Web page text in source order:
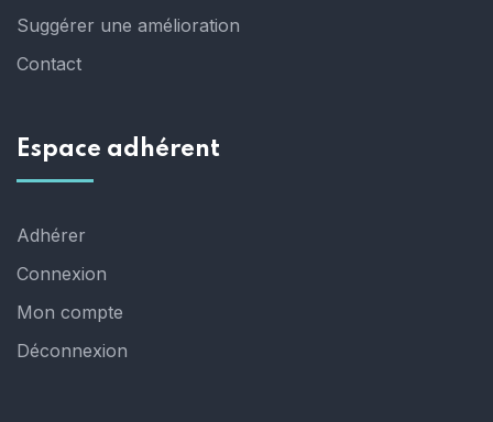
Suggérer une amélioration
Contact
Espace adhérent
Adhérer
Connexion
Mon compte
Déconnexion